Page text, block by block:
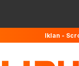
Iklan -